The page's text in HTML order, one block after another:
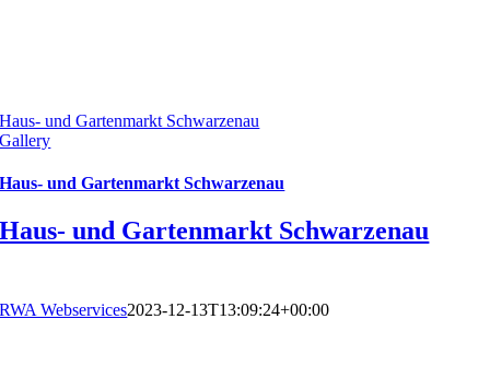
Haus- und Gartenmarkt Schwarzenau
Gallery
Haus- und Gartenmarkt Schwarzenau
Haus- und Gartenmarkt Schwarzenau
RWA Webservices2023-12-13T13:09:24+00:00